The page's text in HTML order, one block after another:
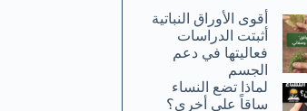
أقوى الأوراق النباتية
أثبتت الدراسات
فعاليتها في دعم
الجسم
لماذا تضع النساء
ساقاً على أخرى؟